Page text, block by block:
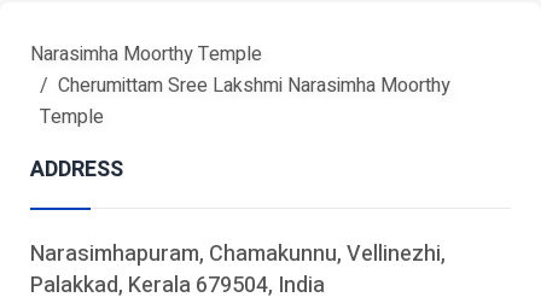
Narasimha Moorthy Temple
Cherumittam Sree Lakshmi Narasimha Moorthy
Temple
ADDRESS
Narasimhapuram, Chamakunnu, Vellinezhi,
Palakkad, Kerala 679504, India